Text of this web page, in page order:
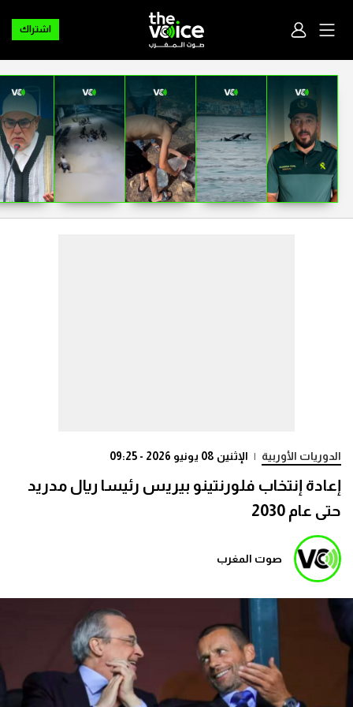
اشتراك
الدوريات الأوربية | الإثنين 08 يونيو 2026 - 09:25
إعادة إنتخاب فلورنتينو بيريس رئيسا ريال مدريد
حتى عام 2030
صوت المغرب